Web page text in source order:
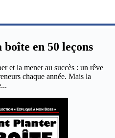
en 50 leçons
et la mener au succès : un rêve
chaque année. Mais la